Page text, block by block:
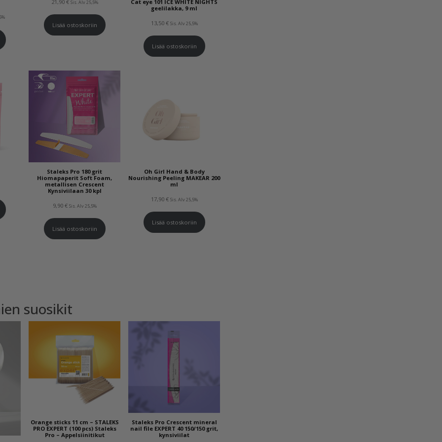
21,90 € Sis. Alv 25,5%
Lisää ostoskoriin
Cat eye 101 ICE WHITE NIGHTS
geelilakka, 9 ml
13,50 € Sis. Alv 25,5%
Lisää ostoskoriin
Staleks Pro 180 grit
Hiomapaperit Soft Foam,
metallisen Crescent
Kynsiviilaan 30 kpl
9,90 € Sis. Alv 25,5%
Lisää ostoskoriin
Oh Girl Hand & Body
Nourishing Peeling MAKEAR 200
ml
17,90 € Sis. Alv 25,5%
Lisää ostoskoriin
suosikit
Orange sticks 11 cm – STALEKS
PRO EXPERT (100 pcs) Staleks
Pro – Appelsiinitikut
Staleks Pro Crescent mineral
nail file EXPERT 40 150/150 grit,
kynsiviilat